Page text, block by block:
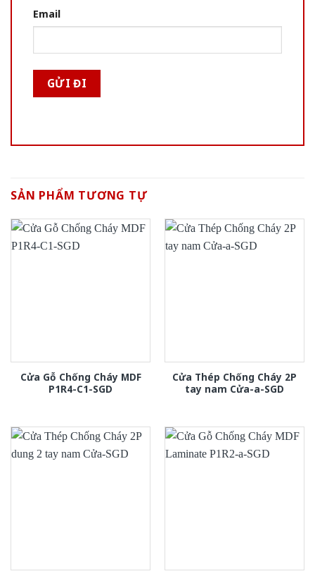
Email
SẢN PHẨM TƯƠNG TỰ
Cửa Gỗ Chống Cháy MDF
P1R4-C1-SGD
Cửa Thép Chống Cháy 2P
tay nam Cửa-a-SGD